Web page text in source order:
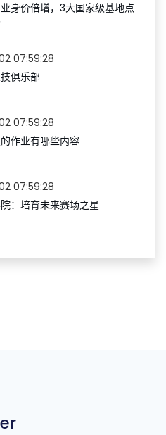
身价倍增，3大国家级基地点
07:59:28
俱乐部
07:59:28
作业有哪些内容
07:59:28
：培育未来赛场之星